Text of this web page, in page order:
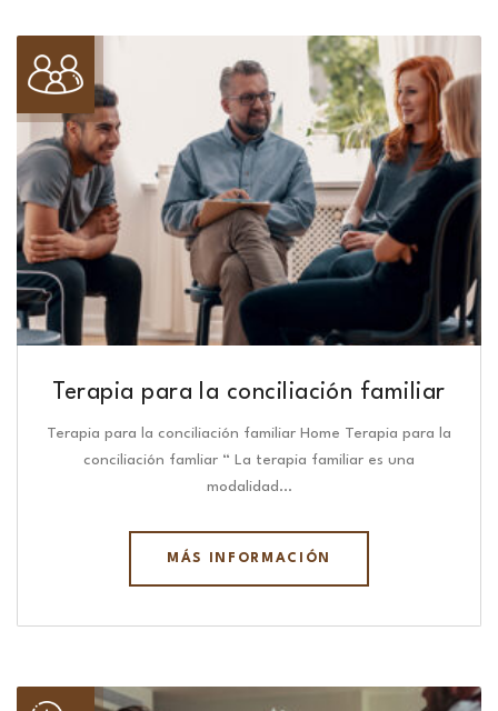
Terapia para la conciliación familiar
Terapia para la conciliación familiar Home Terapia para la
conciliación famliar “ La terapia familiar es una
modalidad…
MÁS INFORMACIÓN